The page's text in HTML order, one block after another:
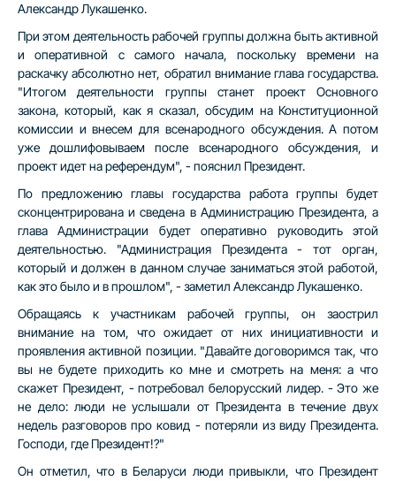
Александр Лукашенко.
При этом деятельность рабочей группы должна быть активной
и оперативной с самого начала, поскольку времени на
раскачку абсолютно нет, обратил внимание глава государства.
"Итогом деятельности группы станет проект Основного
закона, который, как я сказал, обсудим на Конституционной
комиссии и внесем для всенародного обсуждения. А потом
уже дошлифовываем после всенародного обсуждения, и
проект идет на референдум", - пояснил Президент.
По предложению главы государства работа группы будет
сконцентрирована и сведена в Администрацию Президента, а
глава Администрации будет оперативно руководить этой
деятельностью. "Администрация Президента - тот орган,
который и должен в данном случае заниматься этой работой,
как это было и в прошлом", - заметил Александр Лукашенко.
Обращаясь к участникам рабочей группы, он заострил
внимание на том, что ожидает от них инициативности и
проявления активной позиции. "Давайте договоримся так, что
вы не будете приходить ко мне и смотреть на меня: а что
скажет Президент, - потребовал белорусский лидер. - Это же
не дело: люди не услышали от Президента в течение двух
недель разговоров про ковид - потеряли из виду Президента.
Господи, где Президент!?"
Он отметил, что в Беларуси люди привыкли, что Президент